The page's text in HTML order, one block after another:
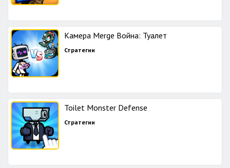
Камера Merge Война: Туалет
Стратегии
Toilet Monster Defense
Стратегии